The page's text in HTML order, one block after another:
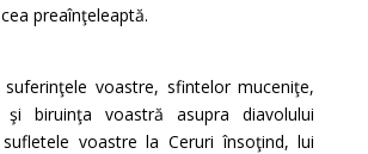
preaînţeleaptă.
voastre, sfintelor muceniţe,
şi biruinţa voastră asupra diavolului
voastre la Ceruri însoţind, lui